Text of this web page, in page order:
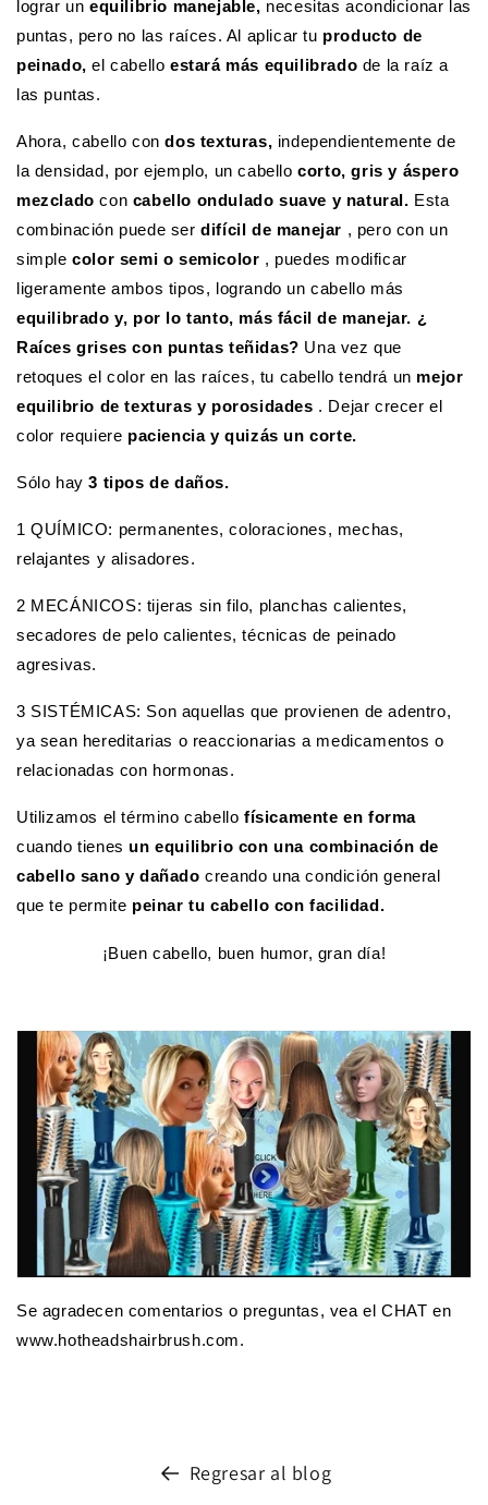
lograr un equilibrio manejable, necesitas acondicionar las
puntas, pero no las raíces. Al aplicar tu producto de
peinado, el cabelloestará más equilibrado de la raíz a
las puntas.
Ahora, cabello condos texturas, independientemente de
la densidad, por ejemplo, un cabellocorto, gris y áspero
mezclado con cabello ondulado suave y natural. Esta
combinación puede serdifícil de manejar , pero con un
simplecolor semi o semicolor , puedes modificar
ligeramente ambos tipos, logrando un cabello más
equilibrado y, por lo tanto, más fácil de manejar. ¿
Raíces grises con puntas teñidas? Una vez que
retoques el color en las raíces, tu cabello tendrá un mejor
equilibrio de texturas y porosidades . Dejar crecer el
color requiere paciencia y quizás un corte.
Sólo hay3 tipos de daños.
1 QUÍMICO: permanentes, coloraciones, mechas,
relajantes y alisadores.
2 MECÁNICOS: tijeras sin filo, planchas calientes,
secadores de pelo calientes, técnicas de peinado
agresivas.
3 SISTÉMICAS: Son aquellas que provienen de adentro,
ya sean hereditarias o reaccionarias a medicamentos o
relacionadas con hormonas.
Utilizamos el término cabello físicamente en forma
cuando tienes un equilibrio con una combinación de
cabello sano y dañado creando una condición general
que te permite peinar tu cabello con facilidad.
¡Buen cabello, buen humor, gran día!
Se agradecen comentarios o preguntas, vea el CHAT en
www.hotheadshairbrush.com.
Regresar al blog